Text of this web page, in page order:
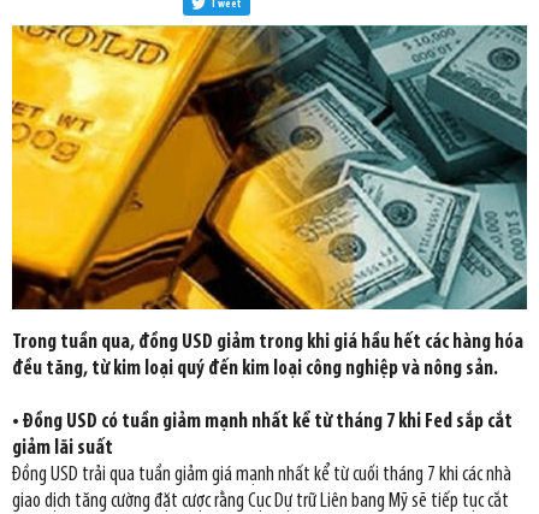
Tweet
Trong tuần qua, đồng USD giảm trong khi giá hầu hết các hàng hóa
đều tăng, từ kim loại quý đến kim loại công nghiệp và nông sản.
• Đồng USD có tuần giảm mạnh nhất kể từ tháng 7 khi Fed sắp cắt
giảm lãi suất
Đồng USD trải qua tuần giảm giá mạnh nhất kể từ cuối tháng 7 khi các nhà
giao dịch tăng cường đặt cược rằng Cục Dự trữ Liên bang Mỹ sẽ tiếp tục cắt